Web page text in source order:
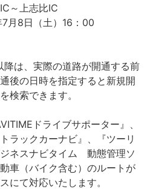
～上志比IC
8日（土）16：00
は、実際の道路が開通する前
後の日時を指定すると新規開
検索できます。
ドライブサポーター』、
ラックカーナビ』、『ツーリ
ネスナビタイム 動態管理ソ
車（バイク含む）のルートが
にて対応いたします。